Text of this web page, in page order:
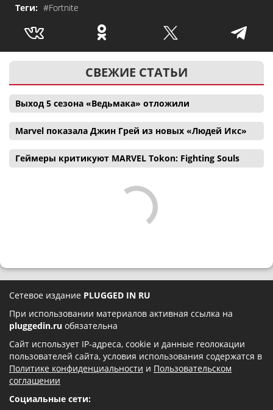
Теги: #Fortnite
СВЕЖИЕ СТАТЬИ
Выход 5 сезона «Ведьмака» отложили
Marvel показала Джин Грей из новых «Людей Икс»
Геймеры критикуют MARVEL Tokon: Fighting Souls
Сетевое издание PLUGGED IN RU
При использовании материалов активная ссылка на
pluggedin.ru обязательна
Сайт использует IP-адреса, cookie и данные геолокации
пользователей сайта, условия использования содержатся в
Политике конфиденциальности и Пользовательском
соглашении
Социальные сети: